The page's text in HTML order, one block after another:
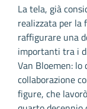
La tela, già
realizzata per la
raffigurare una
importanti tra i
Van Bloemen:
collaborazione
figure, che